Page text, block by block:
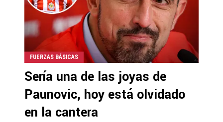
FUERZAS BÁSICAS
Sería una de las joyas de
Paunovic, hoy está olvidado
en la cantera